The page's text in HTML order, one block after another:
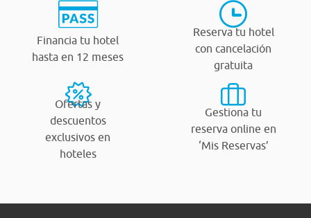
Financia tu hotel
hasta en 12 meses
Reserva tu hotel
con cancelación
gratuita
Ofertas y
descuentos
exclusivos en
hoteles
Gestiona tu
reserva online en
‘Mis Reservas’